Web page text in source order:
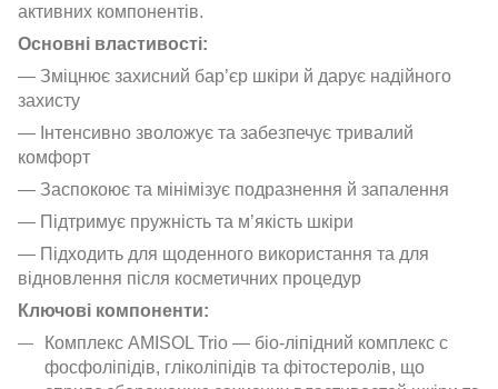
активних компонентів.
Основні властивості:
— Зміцнює захисний бар’єр шкіри й дарує надійного
захисту
— Інтенсивно зволожує та забезпечує тривалий
комфорт
— Заспокоює та мінімізує подразнення й запалення
— Підтримує пружність та м’якість шкіри
— Підходить для щоденного використання та для
відновлення після косметичних процедур
Ключові компоненти:
Комплекс AMISOL Trio — біо-ліпідний комплекс с
фосфоліпідів, гліколіпідів та фітостеролів, що